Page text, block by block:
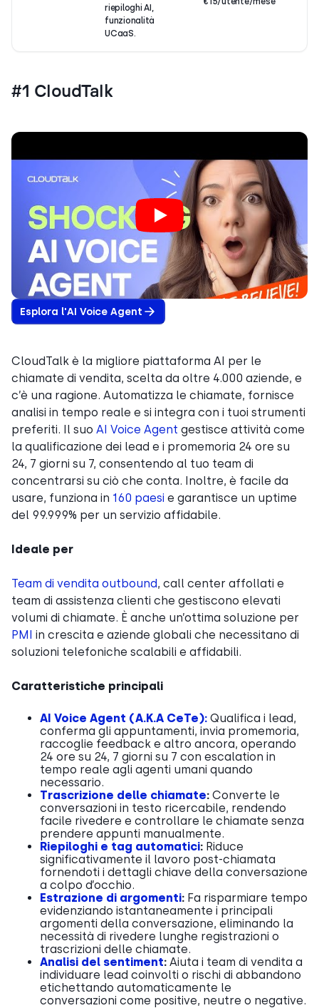
riepiloghi AI,
funzionalità
UCaaS.
#1 CloudTalk
Esplora l'AI Voice Agent
CloudTalk è la migliore piattaforma AI per le
chiamate di vendita, scelta da oltre 4.000 aziende, e
c’è una ragione. Automatizza le chiamate, fornisce
analisi in tempo reale e si integra con i tuoi strumenti
preferiti. Il suo AI Voice Agent gestisce attività come
la qualificazione dei lead e i promemoria 24 ore su
24, 7 giorni su 7, consentendo al tuo team di
concentrarsi su ciò che conta. Inoltre, è facile da
usare, funziona in 160 paesi e garantisce un uptime
del 99.999% per un servizio affidabile.
Ideale per
Team di vendita outbound, call center affollati e
team di assistenza clienti che gestiscono elevati
volumi di chiamate. È anche un’ottima soluzione per
PMI in crescita e aziende globali che necessitano di
soluzioni telefoniche scalabili e affidabili.
Caratteristiche principali
AI Voice Agent (A.K.A CeTe): Qualifica i lead,
conferma gli appuntamenti, invia promemoria,
raccoglie feedback e altro ancora, operando
24 ore su 24, 7 giorni su 7 con escalation in
tempo reale agli agenti umani quando
necessario.
Trascrizione delle chiamate: Converte le
conversazioni in testo ricercabile, rendendo
facile rivedere e controllare le chiamate senza
prendere appunti manualmente.
Riepiloghi e tag automatici: Riduce
significativamente il lavoro post-chiamata
fornendoti i dettagli chiave della conversazione
a colpo d’occhio.
Estrazione di argomenti: Fa risparmiare tempo
evidenziando istantaneamente i principali
argomenti della conversazione, eliminando la
necessità di rivedere lunghe registrazioni o
trascrizioni delle chiamate.
Analisi del sentiment: Aiuta i team di vendita a
individuare lead coinvolti o rischi di abbandono
etichettando automaticamente le
conversazioni come positive, neutre o negative.